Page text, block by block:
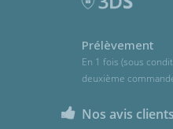
Prélèvement
En 1 fois (sous
deuxième
Nos avis clients